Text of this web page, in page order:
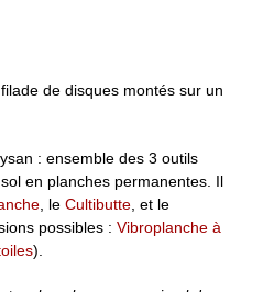
de disques montés sur un
: ensemble des 3 outils
en planches permanentes. Il
, le Cultibutte , et le
possibles : Vibroplanche à
).